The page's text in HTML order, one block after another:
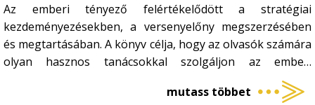
Gombászkodás
• Környezetvédelem
• Megújuló energia
Logisztika, raktározás
Növénytermesztés
Az emberi tényező felértékelődött a stratégiai
kezdeményezésekben, a versenyelőny megszerzésében
és megtartásában. A könyv célja, hogy az olvasók számára
olyan hasznos tanácsokkal szolgáljon az emberi
erőforrás-menedzseléssel kapcsolatban, mely nagyban
hozzájárulhat a vállalkozások versenyképességének
mutass többet